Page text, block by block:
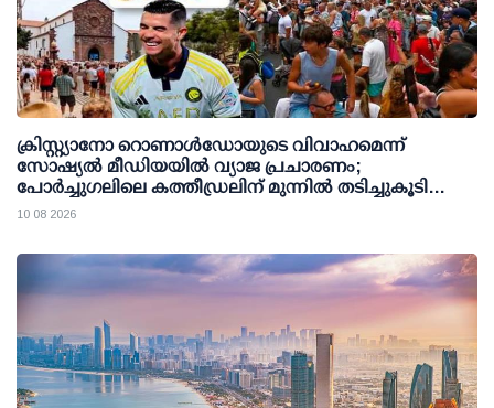
ക്രിസ്റ്റ്യാനോ റൊണാള്‍ഡോയുടെ വിവാഹമെന്ന്
സോഷ്യല്‍ മീഡിയയില്‍ വ്യാജ പ്രചാരണം;
പോര്‍ച്ചുഗലിലെ കത്തീഡ്രലിന് മുന്നില്‍ തടിച്ചുകൂടി
ജനക്കൂട്ടം
10 08 2026